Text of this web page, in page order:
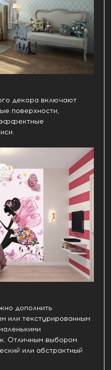
декора включают
поверхности,
эффектные
дополнить
или текстурированным
Отличным выбором
или абстрактный